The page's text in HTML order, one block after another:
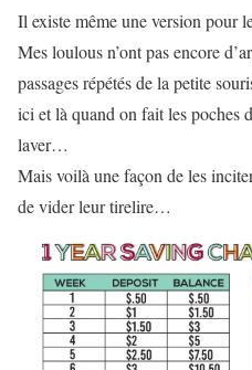
Il existe même une version pour
Mes loulous n’ont pas encore
passages répétés de la petite
ici et là quand on fait les poches
laver…
Mais voilà une façon de les
de vider leur tirelire…